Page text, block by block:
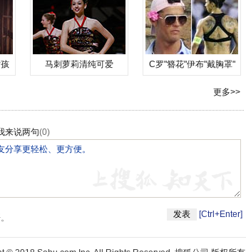
马刺萝莉清纯可爱 C罗"簪花"伊布"戴胸罩"
更多>>
来说两句(0)
[Ctrl+Enter]